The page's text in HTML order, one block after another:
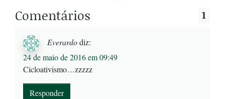
Comentários 1
Everardodiz:
24 de maio de 2016 em 09:49
Cicloativismo…zzzzz
Responder